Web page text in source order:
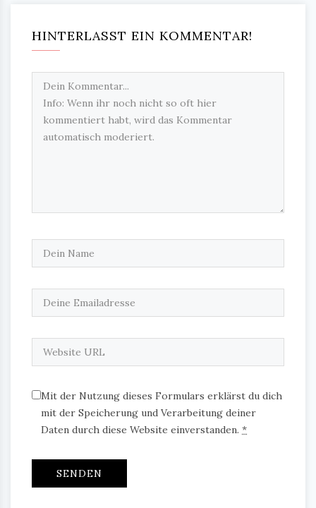
HINTERLASST EIN KOMMENTAR!
Mit der Nutzung dieses Formulars erklärst du dich
mit der Speicherung und Verarbeitung deiner
Daten durch diese Website einverstanden. *